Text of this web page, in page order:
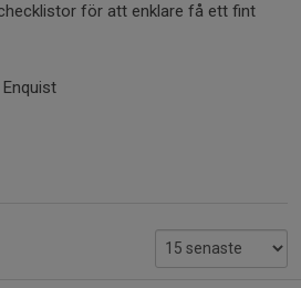
för att enklare få ett fint